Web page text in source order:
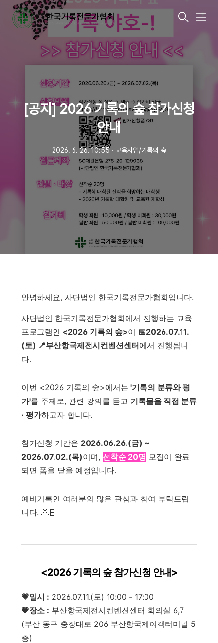
메
[공지] 2026 기록의 숲 참가신청
안내
2026. 6. 26. 10:55ㆍ 교육사업/기록의 숲
안녕하세요, 사단법인 한국기록전문가협회입니다.
사단법인 한국기록전문가협회에서 진행하는 교육
프로그램인 <2026 기록의 숲>이 📅2026.07.11.
(토) 📍부산항국제전시컨벤션센터에서 진행됩니
다.
이번 <2026 기록의 숲>에서는 '기록의 분류와 평
가'를 주제로, 관련 강의를 듣고 기록물을 직접 분류
· 평가하고자 합니다.
참가신청 기간은 2026.06.26.(금) ~
2026.07.02.(목)이며, 선착순 20명 모집이 완료
되면 폼을 닫을 예정입니다.
예비기록인 여러분의 많은 관심과 참여 부탁드립
니다. 🙇🏻
<2026 기록의 숲 참가신청 안내>
💗일시 : 2026.07.11.(토) 10:00 - 17:00
💗장소 : 부산항국제전시컨벤션센터 회의실 6,7
(부산 동구 충장대로 206 부산항국제여객터미널 5
층)